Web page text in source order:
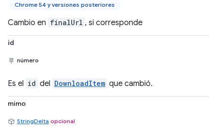
Chrome 54 y versiones posteriores
Cambio en finalUrl , si corresponde
id
número
Es el id del DownloadItem que cambió.
mimo
StringDelta opcional